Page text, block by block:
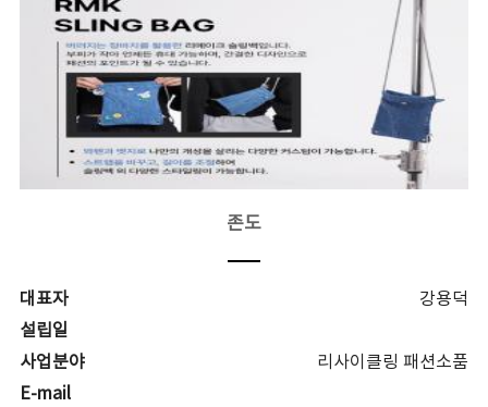
존도
대표자
강용덕
설립일
사업분야
리사이클링 패션소품
E-mail